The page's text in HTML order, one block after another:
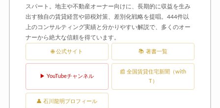
スパート。地主や不動産オーナー向けに、長期的に収益を生み
出す独自の賃貸経営や節税対策、差別化戦略を提唱。444件以
上のコンサルティング実績と分かりやすい解説で、多くのオー
ナーから絶大な信頼を得ています。
🌐 公式サイト 📚 著書一覧
▶ YouTubeチャンネル
📰 全国賃貸住宅新聞（with
T）
👤 石川龍明プロフィール